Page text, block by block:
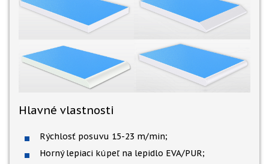
Hlavné vlastnosti
Rýchlosť posuvu 15-23 m/min;
Horný lepiaci kúpeľ na lepidlo EVA/PUR;